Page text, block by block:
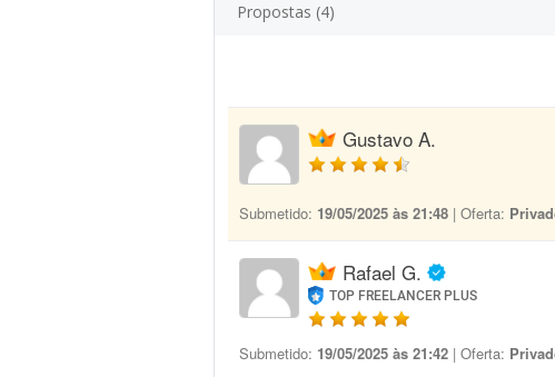
Propostas (4)
Gustavo A.
Submetido: 19/05/2025 às 21:48 | Oferta:
Rafael G.
TOP FREELANCER PLUS
Submetido: 19/05/2025 às 21:42 | Oferta: